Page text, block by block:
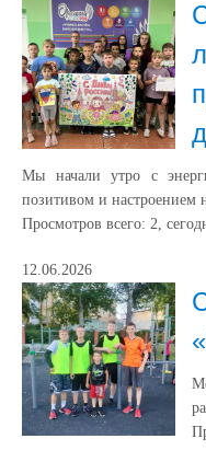
Мы начали утро с
позитивом и настроением
Просмотров всего: 2,
12.06.2026